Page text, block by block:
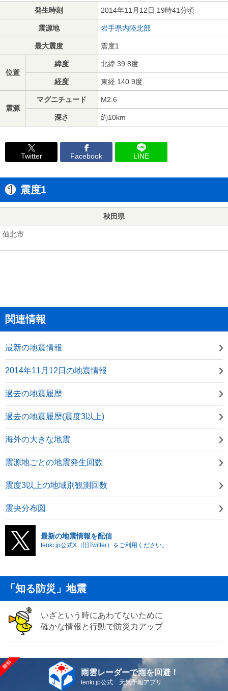
発生時刻 2014年11月12日 19時41分頃
震源地 岩手県内陸北部
最大震度 震度1
位置
緯度 北緯 39.8度
経度 東経 140.9度
震源
マグニチュード M2.6
深さ 約10km
Twitter Facebook LINE
震度1
秋田県
仙北市
関連情報
最新の地震情報
2014年11月12日の地震情報
過去の地震履歴
過去の地震履歴(震度3以上)
海外の大きな地震
震源地ごとの地震発生回数
震度3以上の地域別観測回数
震央分布図
最新の地震情報を配信
tenki.jp公式X（旧Twitter）をご利用ください。
「知る防災」地震
いざという時にあわてないために
確かな情報と行動で防災力アップ
雨雲レーダーで雨を回避！
tenki.jp公式 天気予報アプリ